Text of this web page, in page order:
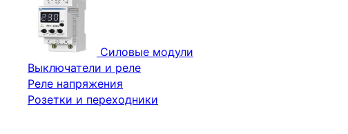
Силовые модули
Выключатели и реле
Реле напряжения
Розетки и переходники